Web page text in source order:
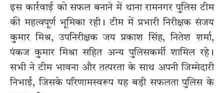
इस कार्रवाई को सफल बनाने में थाना रामनगर पुलिस टीम
की महत्वपूर्ण भूमिका रही। टीम में प्रभारी निरीक्षक संजय
कुमार मिश्र, उपनिरीक्षक जय प्रकाश सिंह, नितेश शर्मा,
पंकज कुमार मिश्रा सहित अन्य पुलिसकर्मी शामिल रहे।
सभी ने टीम भावना और तत्परता के साथ अपनी जिम्मेदारी
निभाई, जिसके परिणामस्वरूप यह बड़ी सफलता पुलिस के